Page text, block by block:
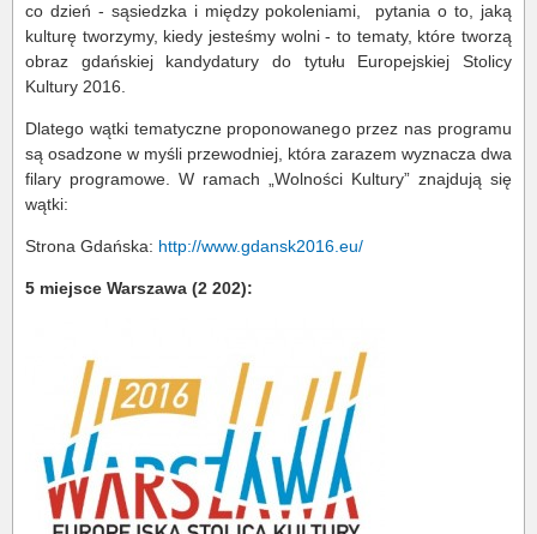
co dzień - sąsiedzka i między pokoleniami, pytania o to, jaką
kulturę tworzymy, kiedy jesteśmy wolni - to tematy, które tworzą
obraz gdańskiej kandydatury do tytułu Europejskiej Stolicy
Kultury 2016.
Dlatego wątki tematyczne proponowanego przez nas programu
są osadzone w myśli przewodniej, która zarazem wyznacza dwa
filary programowe. W ramach „Wolności Kultury” znajdują się
wątki:
Strona Gdańska: http://www.gdansk2016.eu/
5 miejsce Warszawa (2 202):